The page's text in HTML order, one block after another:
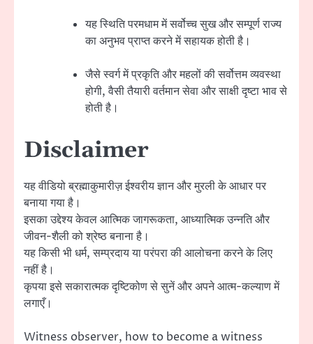
यह स्थिति परमधाम में सर्वोच्च सुख और सम्पूर्ण राज्य
का अनुभव प्राप्त करने में सहायक होती है।
जैसे स्वर्ग में प्रकृति और महलों की सर्वोत्तम व्यवस्था
होगी, वैसी तैयारी वर्तमान सेवा और साक्षी दृष्टा भाव से
होती है।
Disclaimer
यह वीडियो ब्रह्माकुमारीज़ ईश्वरीय ज्ञान और मुरली के आधार पर
बनाया गया है।
इसका उद्देश्य केवल आत्मिक जागरूकता, आध्यात्मिक उन्नति और
जीवन-शैली को श्रेष्ठ बनाना है।
यह किसी भी धर्म, सम्प्रदाय या परंपरा की आलोचना करने के लिए
नहीं है।
कृपया इसे सकारात्मक दृष्टिकोण से सुनें और अपने आत्म-कल्याण में
लगाएँ।
Witness observer, how to become a witness